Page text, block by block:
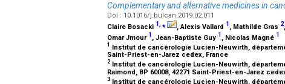
Complementary and alternative medicines in
Doi : 10.1016/j.bulcan.2019.02.011
Claire Bosacki 1,⁎ , Alexis Vallard 1 , Mathilde Gras 2
Omar Jmour 1 , Jean-Baptiste Guy 1 , Nicolas Magné 1
1 Institut de cancérologie Lucien-Neuwirth,
Saint-Priest-en-Jarez cedex, France
2 Institut de cancérologie Lucien-Neuwirth,
Raimond, BP 60008, 42271 Saint-Priest-en-Jarez
3 Institut de cancérologie Lucien-Neuwirth,